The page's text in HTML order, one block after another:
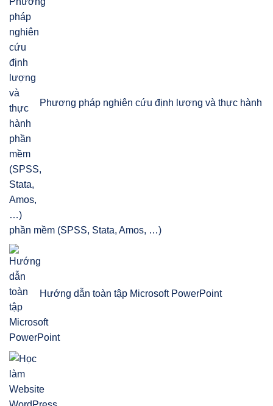
Phương pháp nghiên cứu định lượng và thực hành
phần mềm (SPSS, Stata, Amos, …)
Hướng dẫn toàn tập Microsoft PowerPoint